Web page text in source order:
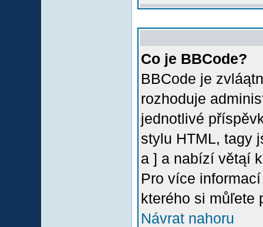
Co je BBCode?
BBCode je
rozhoduje
jednotlivé
stylu HTML, tagy
a ] a nabízí větąí
Pro více
kterého si můľete
Návrat nahoru